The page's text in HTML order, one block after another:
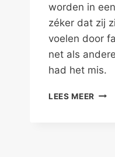
worden in
zéker dat zij
voelen door
net als
had het mis.
LEES MEER NET